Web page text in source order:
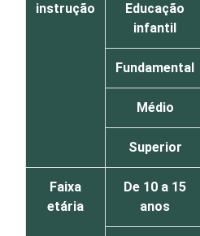
instrução
Educação
infantil
Fundamental
Médio
Superior
Faixa
etária
De 10 a 15
anos